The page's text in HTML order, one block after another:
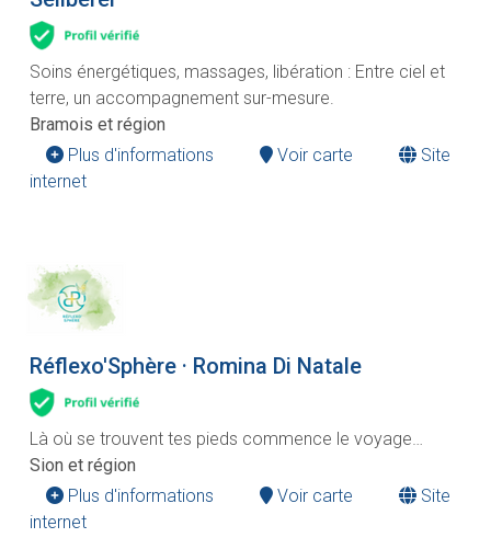
Soins énergétiques, massages, libération : Entre ciel et
terre, un accompagnement sur-mesure.
Bramois et région
Plus d'informations
Voir carte
Site
internet
Réflexo'Sphère · Romina Di Natale
Là où se trouvent tes pieds commence le voyage…
Sion et région
Plus d'informations
Voir carte
Site
internet